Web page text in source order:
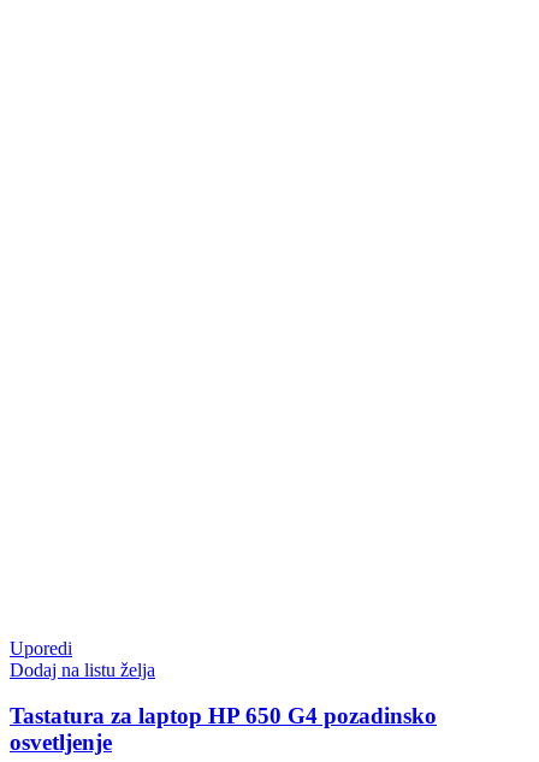
Uporedi
Dodaj na listu želja
Tastatura za laptop HP 650 G4 pozadinsko
osvetljenje